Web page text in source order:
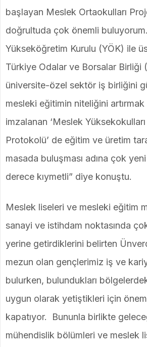
başlayan Meslek Ortaokulları
doğrultuda çok önemli
Yükseköğretim Kurulu (YÖK) ile
Türkiye Odalar ve Borsalar Birliği
üniversite-özel sektör iş birliğini
mesleki eğitimin niteliğini artırmak
imzalanan ‘Meslek
Protokolü’ de eğitim ve üretim
masada buluşması adına çok
derece kıymetli” diye konuştu.
Meslek liseleri ve mesleki eğitim
sanayi ve istihdam noktasında
yerine getirdiklerini belirten
mezun olan gençlerimiz iş ve
bulurken, bulundukları
uygun olarak yetiştikleri için
kapatıyor. Bununla birlikte
mühendislik bölümleri ve meslek